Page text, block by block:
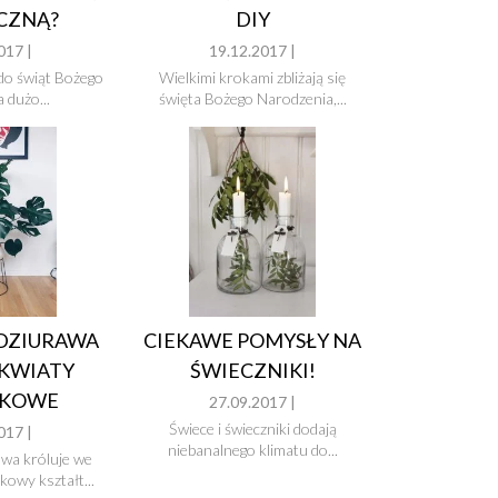
|
świąt Bożego
dużo...
DIY
19.12.2017 |
Wielkimi krokami zbliżają się
święta Bożego Narodzenia,...
|
króluje we
kształt...
CIEKAWE POMYSŁY NA
ŚWIECZNIKI!
27.09.2017 |
Świece i świeczniki dodają
niebanalnego klimatu do...